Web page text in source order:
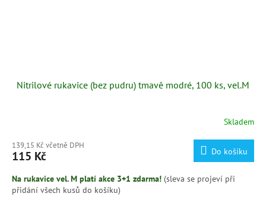
Nitrilové rukavice (bez pudru) tmavě modré, 100 ks, vel.M
Skladem
139,15 Kč včetně DPH
115 Kč Do košíku
Na rukavice vel. M platí akce 3+1 zdarma! (sleva se projeví při
přidání všech kusů do košíku)